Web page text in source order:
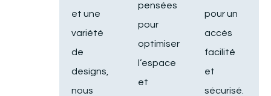
et une
variété
de
designs,
nous
pensées
pour
optimiser
l’espace
et
pour un
accès
facilité
et
sécurisé.